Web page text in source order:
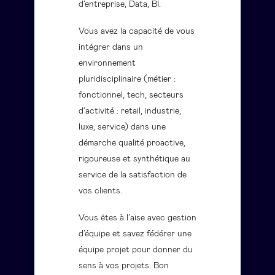
d’entreprise, Data, BI.
Vous avez la capacité de vous
intégrer dans un
environnement
pluridisciplinaire (métier :
fonctionnel, tech, secteurs
d’activité : retail, industrie,
luxe, service) dans une
démarche qualité proactive,
rigoureuse et synthétique au
service de la satisfaction de
vos clients.
Vous êtes à l’aise avec gestion
d’équipe et savez fédérer une
équipe projet pour donner du
sens à vos projets. Bon